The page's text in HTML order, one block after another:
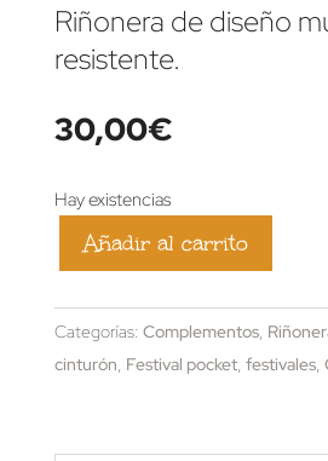
Riñonera de diseño
resistente.
30,00€
Hay existencias
Riñonera
verde
cantidad
Añadir al carrito
Categorías: Complementos,
cinturón, Festival pocket, festivales,